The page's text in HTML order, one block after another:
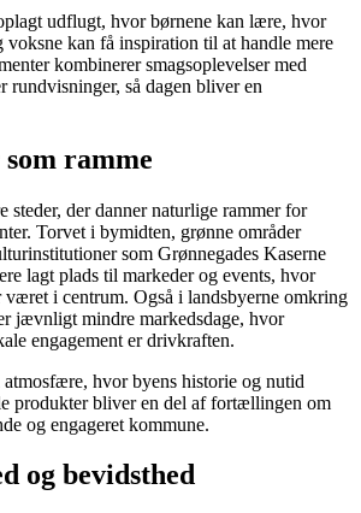
udflugt, hvor børnene kan lære, hvor
voksne kan få inspiration til at handle mere
kombinerer smagsoplevelser med
rundvisninger, så dagen bliver en
ramme
steder, der danner naturlige rammer for
Torvet i bymidten, grønne områder
som Grønnegades Kaserne
lagt plads til markeder og events, hvor
været i centrum. Også i landsbyerne omkring
jævnligt mindre markedsdage, hvor
engagement er drivkraften.
atmosfære, hvor byens historie og nutid
produkter bliver en del af fortællingen om
og engageret kommune.
og bevidsthed